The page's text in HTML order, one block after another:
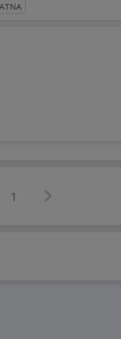
1 Następna strona